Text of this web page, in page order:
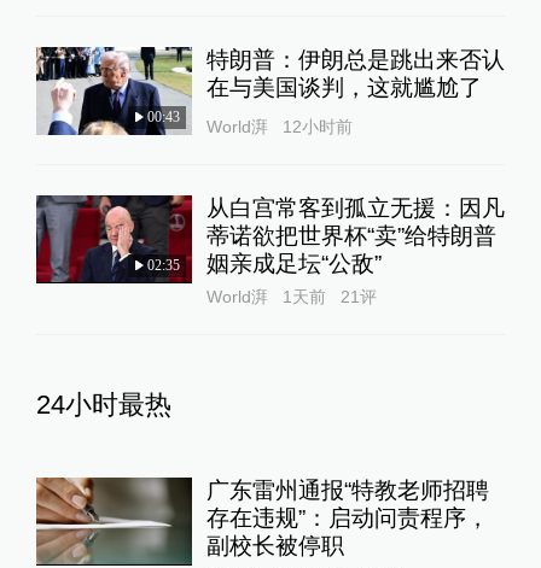
00:43
特朗普：伊朗总是跳出来否认
在与美国谈判，这就尴尬了
World湃 12小时前
02:35
从白宫常客到孤立无援：因凡
蒂诺欲把世界杯“卖”给特朗普
姻亲成足坛“公敌”
World湃 1天前 21评
24小时最热
广东雷州通报“特教老师招聘
存在违规”：启动问责程序，
副校长被停职